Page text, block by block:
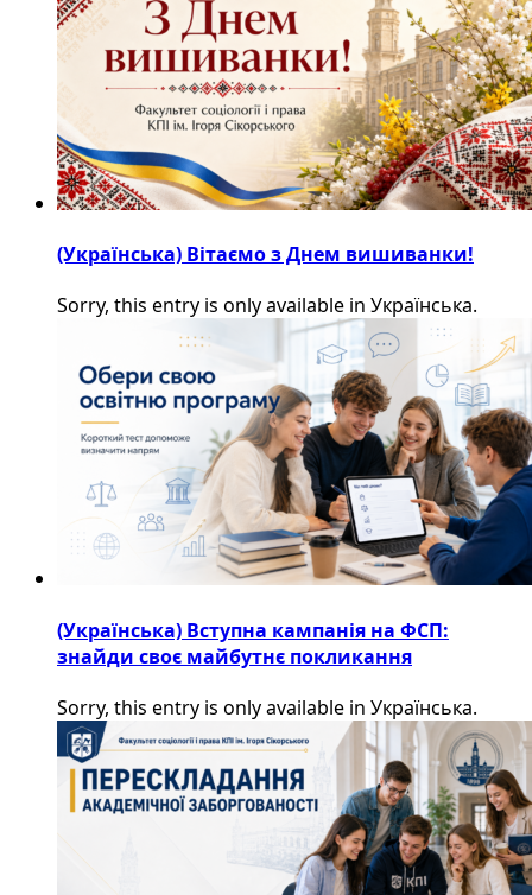
(Українська) Вітаємо з Днем вишиванки!
Sorry, this entry is only available in Українська.
(Українська) Вступна кампанія на ФСП:
знайди своє майбутнє покликання
Sorry, this entry is only available in Українська.